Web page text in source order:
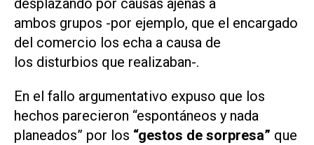
ambos grupos -por ejemplo, que el encargado
del comercio los echa a causa de
los disturbios que realizaban-.
En el fallo argumentativo expuso que los
hechos parecieron “espontáneos y nada
planeados” por los “gestos de sorpresa” que